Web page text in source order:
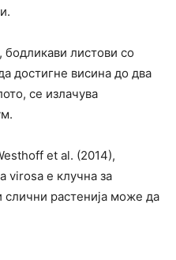
бодликави листови со
достигне висина до два
се излачува
et al. (2014),
virosa е клучна за
растенија може да